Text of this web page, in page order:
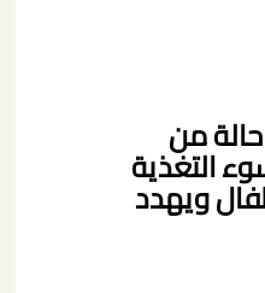
من
التغذية
ويهدد